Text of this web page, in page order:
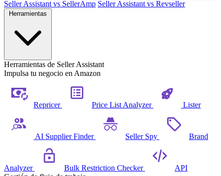
Seller Assistant vs SellerAmp Seller Assistant vs Revseller
Herramientas de Seller Assistant
Impulsa tu negocio en Amazon
Repricer Price List Analyzer Lister
AI Supplier Finder Seller Spy Brand
Analyzer Bulk Restriction Checker
API